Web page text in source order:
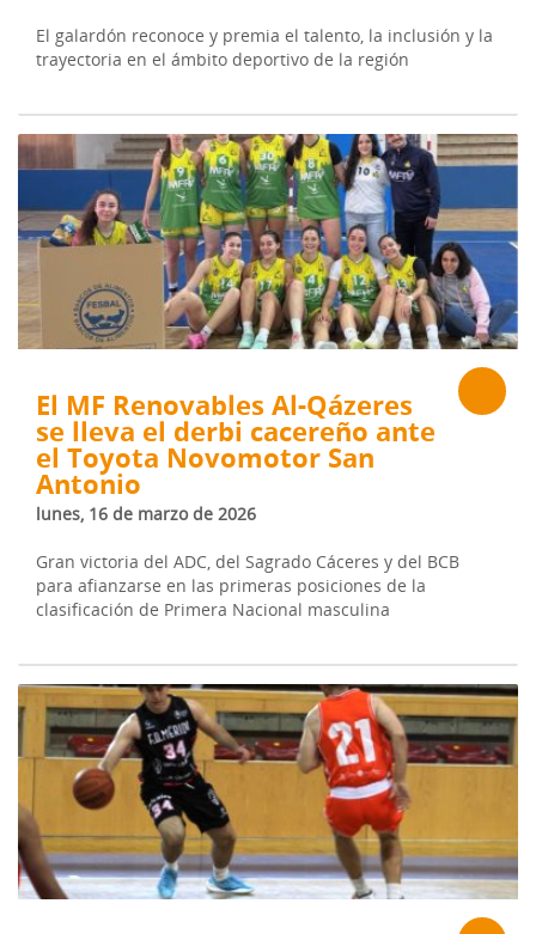
El galardón reconoce y premia el talento, la inclusión y la
trayectoria en el ámbito deportivo de la región
El MF Renovables Al-Qázeres
se lleva el derbi cacereño ante
el Toyota Novomotor San
Antonio
lunes, 16 de marzo de 2026
Gran victoria del ADC, del Sagrado Cáceres y del BCB
para afianzarse en las primeras posiciones de la
clasificación de Primera Nacional masculina